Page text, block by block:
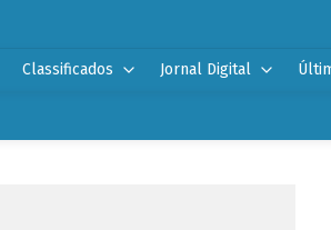
Classificados Jornal Digital